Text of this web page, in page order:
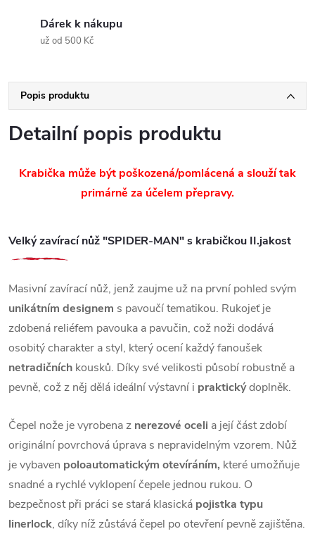
Dárek k nákupu
už od 500 Kč
Popis produktu
Detailní popis produktu
Krabička může být poškozená/pomlácená a slouží tak
primárně za účelem přepravy.
Velký zavírací nůž "SPIDER-MAN" s krabičkou II.jakost
Masivní zavírací nůž, jenž zaujme už na první pohled svým
unikátním designem s pavoučí tematikou. Rukojeť je
zdobená reliéfem pavouka a pavučin, což noži dodává
osobitý charakter a styl, který ocení každý fanoušek
netradičních kousků. Díky své velikosti působí robustně a
pevně, což z něj dělá ideální výstavní i praktickýdoplněk.
Čepel nože je vyrobena z nerezové oceli a její část zdobí
originální povrchová úprava s nepravidelným vzorem. Nůž
je vybaven poloautomatickým otevíráním, které umožňuje
snadné a rychlé vyklopení čepele jednou rukou. O
bezpečnost při práci se stará klasická pojistka typu
linerlock, díky níž zůstává čepel po otevření pevně zajištěna.